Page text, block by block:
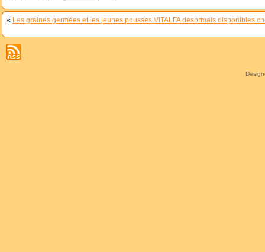
« Les graines germées et les jeunes pousses VITALFA désormais disponibles